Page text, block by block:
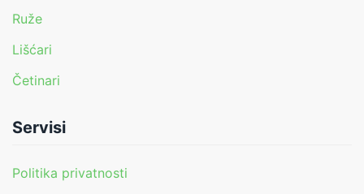
Ruže
Lišćari
Četinari
Servisi
Politika privatnosti